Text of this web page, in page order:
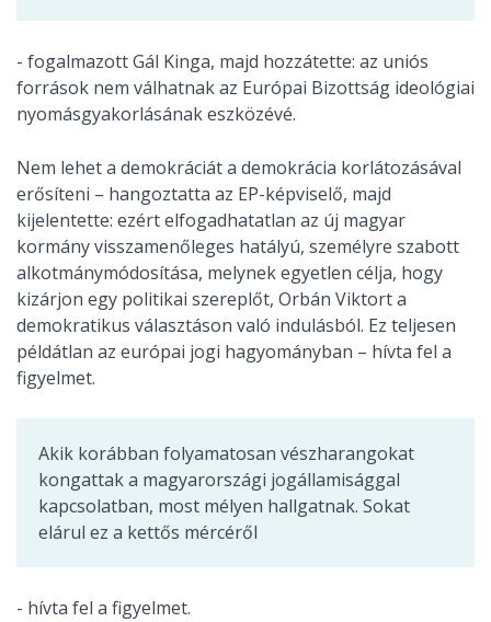
- fogalmazott Gál Kinga, majd hozzátette: az uniós
források nem válhatnak az Európai Bizottság ideológiai
nyomásgyakorlásának eszközévé.
Nem lehet a demokráciát a demokrácia korlátozásával
erősíteni – hangoztatta az EP-képviselő, majd
kijelentette: ezért elfogadhatatlan az új magyar
kormány visszamenőleges hatályú, személyre szabott
alkotmánymódosítása, melynek egyetlen célja, hogy
kizárjon egy politikai szereplőt, Orbán Viktort a
demokratikus választáson való indulásból. Ez teljesen
példátlan az európai jogi hagyományban – hívta fel a
figyelmet.
Akik korábban folyamatosan vészharangokat
kongattak a magyarországi jogállamisággal
kapcsolatban, most mélyen hallgatnak. Sokat
elárul ez a kettős mércéről
- hívta fel a figyelmet.